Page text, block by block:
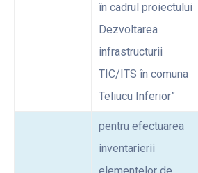
în cadrul proiectului
Dezvoltarea
infrastructurii
TIC/ITS în comuna
Teliucu Inferior”
pentru efectuarea
inventarierii